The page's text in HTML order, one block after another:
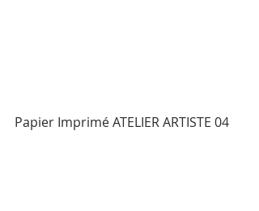
Papier Imprimé ATELIER ARTISTE 04